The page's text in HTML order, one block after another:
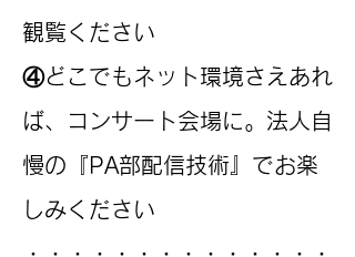
観覧ください
④どこでもネット環境さえあれ
ば、コンサート会場に。法人自
慢の『PA部配信技術』でお楽
しみください